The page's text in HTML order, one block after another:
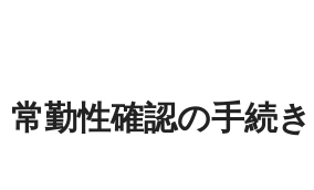
常勤性確認の手続き